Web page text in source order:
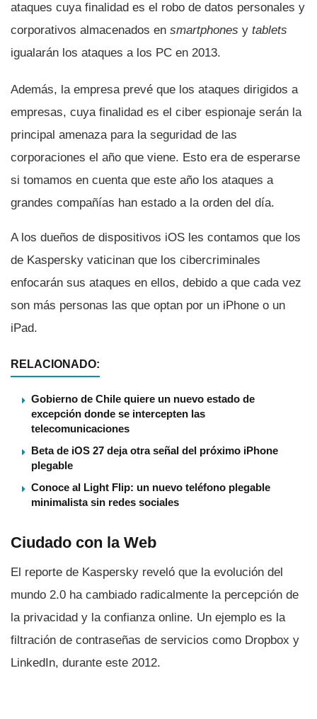
ataques cuya finalidad es el robo de datos personales y
corporativos almacenados en smartphones y tablets
igualarán los ataques a los PC en 2013.
Además, la empresa prevé que los ataques dirigidos a
empresas, cuya finalidad es el ciber espionaje serán la
principal amenaza para la seguridad de las
corporaciones el año que viene. Esto era de esperarse
si tomamos en cuenta que este año los ataques a
grandes compañí­as han estado a la orden del dí­a.
A los dueños de dispositivos iOS les contamos que los
de Kaspersky vaticinan que los cibercriminales
enfocarán sus ataques en ellos, debido a que cada vez
son más personas las que optan por un iPhone o un
iPad.
RELACIONADO:
Gobierno de Chile quiere un nuevo estado de
excepción donde se intercepten las
telecomunicaciones
Beta de iOS 27 deja otra señal del próximo iPhone
plegable
Conoce al Light Flip: un nuevo teléfono plegable
minimalista sin redes sociales
Ciudado con la Web
El reporte de Kaspersky reveló que la evolución del
mundo 2.0 ha cambiado radicalmente la percepción de
la privacidad y la confianza online. Un ejemplo es la
filtración de contraseñas de servicios como Dropbox y
LinkedIn, durante este 2012.